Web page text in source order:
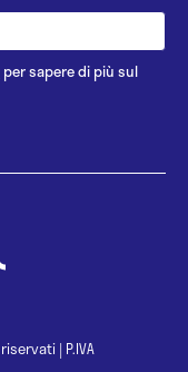
per sapere di più sul
| P.IVA